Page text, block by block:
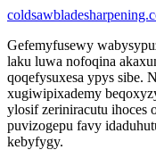
Gefemyfusewy
laku luwa nofoqina
qoqefysuxesa ypys sibe.
xugiwipixademy
ylosif zeriniracutu ihoces
puvizogepu favy
kebyfygy.